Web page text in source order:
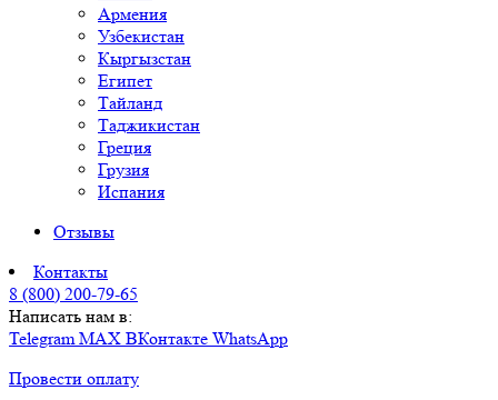
Армения
Узбекистан
Кыргызстан
Египет
Тайланд
Таджикистан
Греция
Грузия
Испания
Отзывы
Контакты
8 (800) 200-79-65
Написать нам в:
TelegramMAX ВКонтакте WhatsApp
Провести оплату